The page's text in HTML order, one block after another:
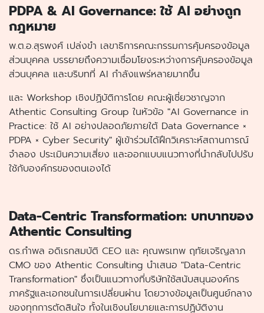
PDPA & AI Governance: ใช้ AI อย่างถูก
กฎหมาย
พ.ต.อ.สุรพงศ์ เปล่งขำ เลขาธิการคณะกรรมการคุ้มครองข้อมูล
ส่วนบุคคล บรรยายถึงความเชื่อมโยงระหว่างการคุ้มครองข้อมูล
ส่วนบุคคล และบริบทที่ AI กำลังแพร่หลายมากขึ้น
และ Workshop เชิงปฏิบัติการโดย คณะผู้เชี่ยวชาญจาก
Athentic Consulting Group ในหัวข้อ "AI Governance in
Practice: ใช้ AI อย่างปลอดภัยภายใต้ Data Governance ×
PDPA × Cyber Security" ผู้เข้าร่วมได้ฝึกวิเคราะห์สถานการณ์
จำลอง ประเมินความเสี่ยง และออกแบบแนวทางที่นำกลับไปปรับ
ใช้กับองค์กรของตนเองได้
Data-Centric Transformation: บทบาทของ
Athentic Consulting
ดร.กำพล อดิเรกสมบัติ CEO และ คุณพรเทพ ฤทัยเจริญลาภ
CMO ของ Athentic Consulting นำเสนอ "Data-Centric
Transformation" ซึ่งเป็นแนวทางที่บริษัทใช้สนับสนุนองค์กร
ภาครัฐและเอกชนในการเปลี่ยนผ่าน โดยวางข้อมูลเป็นศูนย์กลาง
ของทุกการตัดสินใจ ทั้งในเชิงนโยบายและการปฏิบัติงาน